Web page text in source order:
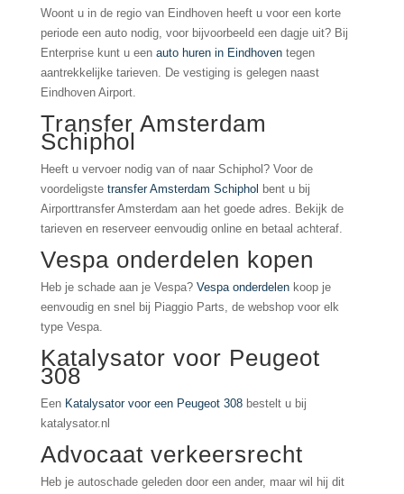
Woont u in de regio van Eindhoven heeft u voor een korte
periode een auto nodig, voor bijvoorbeeld een dagje uit? Bij
Enterprise kunt u een auto huren in Eindhoventegen
aantrekkelijke tarieven. De vestiging is gelegen naast
Eindhoven Airport.
Transfer Amsterdam
Schiphol
Heeft u vervoer nodig van of naar Schiphol? Voor de
voordeligste transfer Amsterdam Schiphol bent u bij
Airporttransfer Amsterdam aan het goede adres. Bekijk de
tarieven en reserveer eenvoudig online en betaal achteraf.
Vespa onderdelen kopen
Heb je schade aan je Vespa? Vespa onderdelenkoop je
eenvoudig en snel bij Piaggio Parts, de webshop voor elk
type Vespa.
Katalysator voor Peugeot
308
Een Katalysator voor een Peugeot 308bestelt u bij
katalysator.nl
Advocaat verkeersrecht
Heb je autoschade geleden door een ander, maar wil hij dit